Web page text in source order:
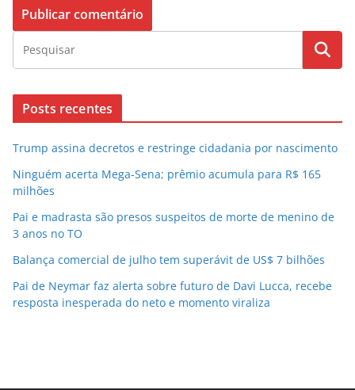
Posts recentes
Trump assina decretos e restringe cidadania por nascimento
Ninguém acerta Mega-Sena; prêmio acumula para R$ 165
milhões
Pai e madrasta são presos suspeitos de morte de menino de
3 anos no TO
Balança comercial de julho tem superávit de US$ 7 bilhões
Pai de Neymar faz alerta sobre futuro de Davi Lucca, recebe
resposta inesperada do neto e momento viraliza